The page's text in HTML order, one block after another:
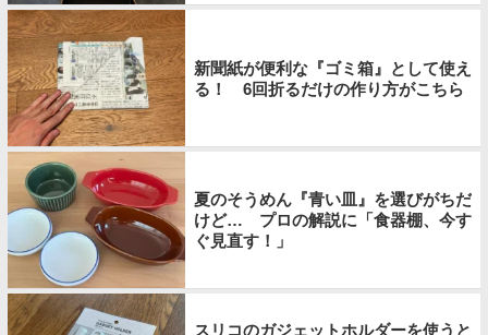
新聞紙が便利な『ゴミ箱』として使え
る！ 6回折るだけの作り方がこちら
夏のそうめん『青い皿』を選びがちだ
けど… プロの解説に「食器棚、今す
ぐ見直す！」
スリコのガジェットホルダーを使うと